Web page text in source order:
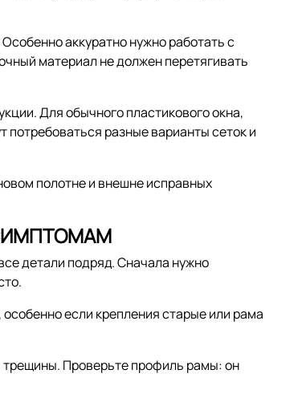
аккуратно нужно работать с
материал не должен перетягивать
Для обычного пластикового окна,
разные варианты сеток и
полотне и внешне исправных
детали подряд. Сначала нужно
если крепления старые или рама
Проверьте профиль рамы: он